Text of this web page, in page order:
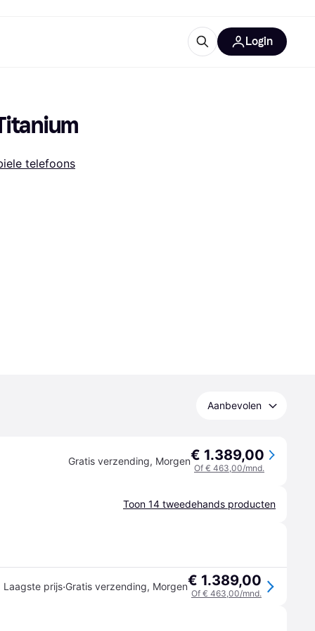
Login
telefoons
Aanbevolen
Gratis verzending, Morgen€ 1.389,00
Of € 463,00/mnd.
Toon 14 tweedehands producten
Laagste prijs·Gratis verzending, Morgen€ 1.389,00
Of € 463,00/mnd.